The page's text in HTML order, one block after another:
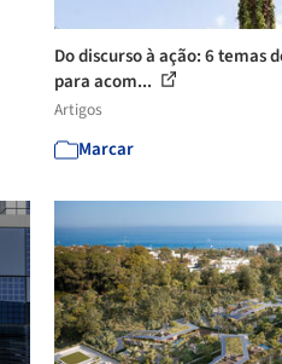
Do discurso à ação: 6 temas
para acom...
Artigos
Marcar